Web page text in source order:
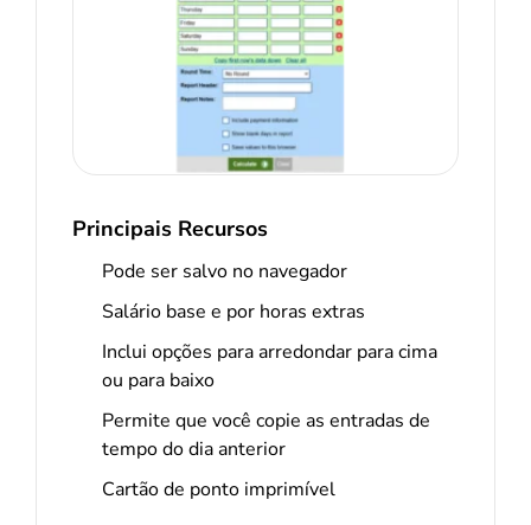
Principais Recursos
Pode ser salvo no navegador
Salário base e por horas extras
Inclui opções para arredondar para cima
ou para baixo
Permite que você copie as entradas de
tempo do dia anterior
Cartão de ponto imprimível